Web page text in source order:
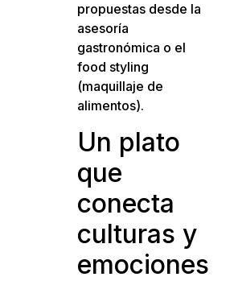
propuestas desde la
asesoría
gastronómica o el
food styling
(maquillaje de
alimentos).
Un plato
que
conecta
culturas y
emociones